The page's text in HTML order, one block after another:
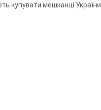
купувати мешканці України